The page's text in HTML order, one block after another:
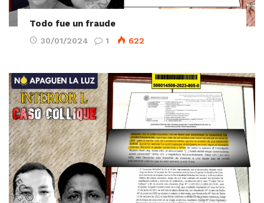
Todo fue un fraude
30/01/2024 1 622